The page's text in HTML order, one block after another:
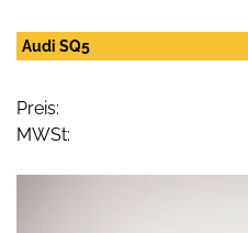
Audi SQ5
Preis:
MWSt: